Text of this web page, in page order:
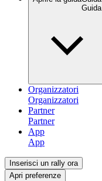
Organizzatori
Partner
App
Inserisci un rally ora
Apri preferenze